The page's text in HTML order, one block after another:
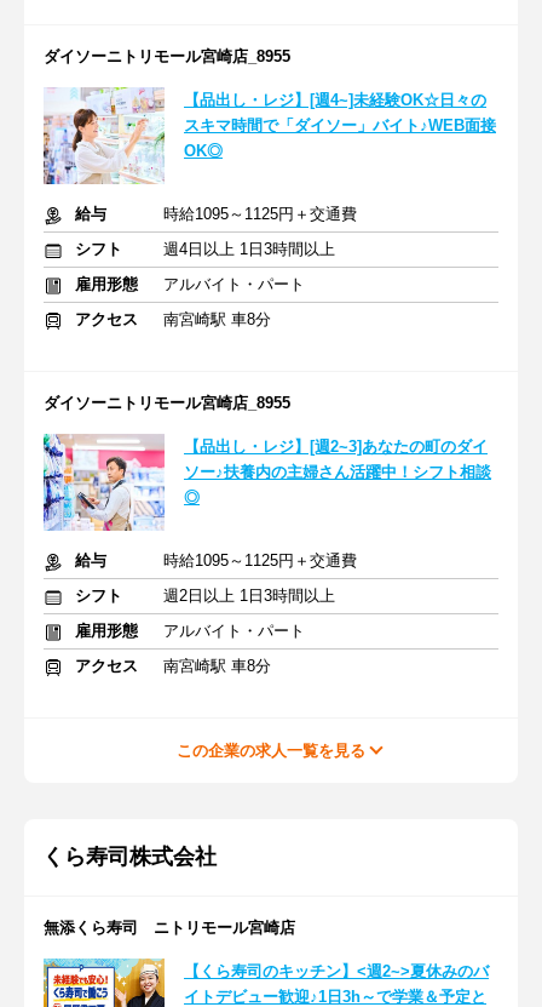
ダイソーニトリモール宮崎店_8955
【品出し・レジ】[週4~]未経験OK☆日々の
スキマ時間で「ダイソー」バイト♪WEB面接
OK◎
給与
時給1095～1125円＋交通費
シフト
週4日以上 1日3時間以上
雇用形態
アルバイト・パート
アクセス
南宮崎駅 車8分
ダイソーニトリモール宮崎店_8955
【品出し・レジ】[週2~3]あなたの町のダイ
ソー♪扶養内の主婦さん活躍中！シフト相談
◎
給与
時給1095～1125円＋交通費
シフト
週2日以上 1日3時間以上
雇用形態
アルバイト・パート
アクセス
南宮崎駅 車8分
この企業の求人一覧を見る
くら寿司株式会社
無添くら寿司 ニトリモール宮崎店
【くら寿司のキッチン】<週2~>夏休みのバ
イトデビュー歓迎♪1日3h～で学業＆予定と